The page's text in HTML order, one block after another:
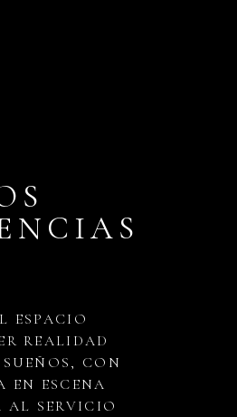
ESPACIO
REALIDAD
CON
EN ESCENA
AL SERVICIO